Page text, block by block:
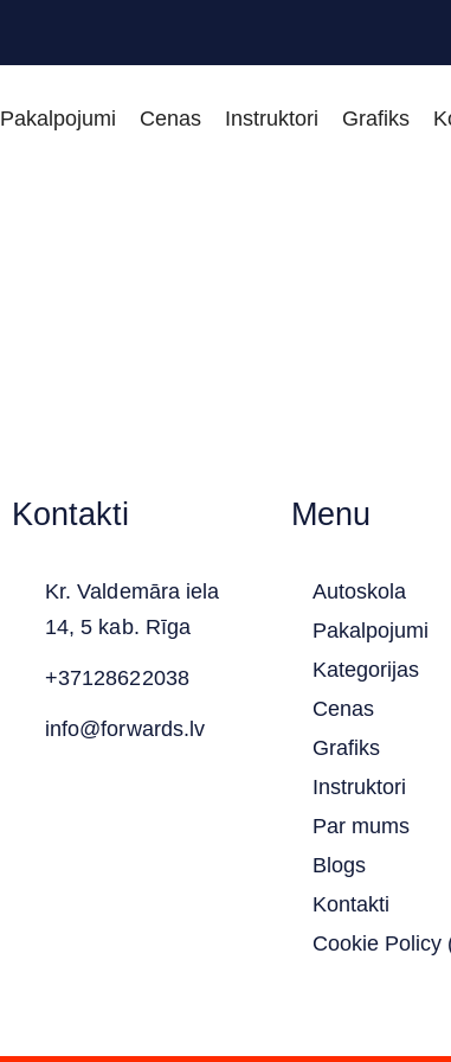
Pakalpojumi Cenas Instruktori Grafiks
Kontakti
Kr. Valdemāra iela
14, 5 kab. Rīga
+37128622038
info@forwards.lv
Menu
Autoskola
Pakalpojumi
Kategorijas
Cenas
Grafiks
Instruktori
Par mums
Blogs
Kontakti
Cookie Policy